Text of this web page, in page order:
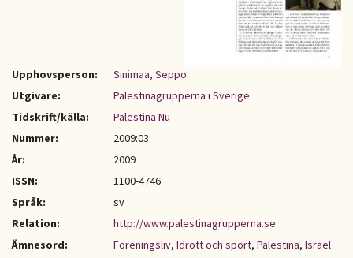
Upphovsperson:
Sinimaa, Seppo
Utgivare:
Palestinagrupperna i Sverige
Tidskrift/källa:
Palestina Nu
Nummer:
2009:03
År:
2009
ISSN:
1100-4746
Språk:
sv
Relation:
http://www.palestinagrupperna.se
Ämnesord:
Föreningsliv, Idrott och sport, Palestina, Israel